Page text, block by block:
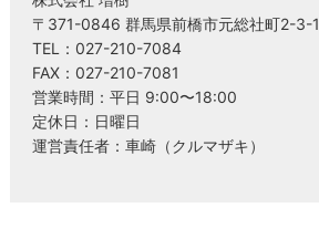
〒371-0846 群馬県前橋市元総社町2-3-1
TEL：027-210-7084
FAX：027-210-7081
営業時間：平日 9:00〜18:00
定休日：日曜日
運営責任者：車崎（クルマザキ）